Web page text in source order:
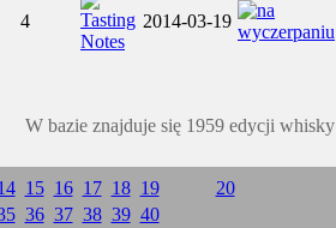
4 2014-03-19
W bazie znajduje się 1959 edycji whisky
15 16 17 18 19
20
36 37 38 39 40